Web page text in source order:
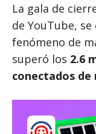
La gala de
de YouTube,
fenómeno de
superó los 2.6
conectados